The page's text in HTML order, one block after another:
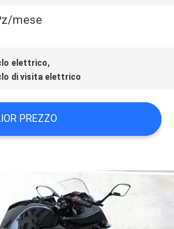
mese
elettrico,
di visita elettrico
PREZZO